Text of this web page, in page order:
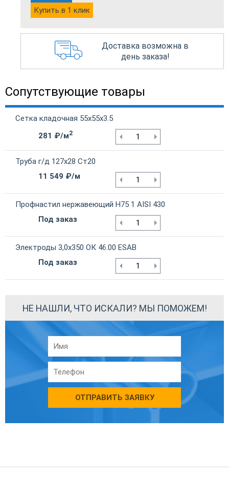
Купить в 1 клик
Доставка возможна в
день заказа!
Сопутствующие товары
Сетка кладочная 55х55х3.5
281 ₽/м2
Труба г/д 127х28 Ст20
11 549 ₽/м
Профнастил нержавеющий Н75 1 AISI 430
Под заказ
Электроды 3,0х350 ОК 46.00 ESAB
Под заказ
НЕ НАШЛИ, ЧТО ИСКАЛИ? МЫ ПОМОЖЕМ!
ОТПРАВИТЬ ЗАЯВКУ